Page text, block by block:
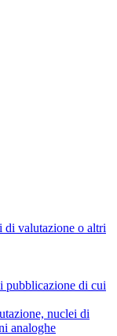
di valutazione o altri
pubblicazione di cui
nuclei di
analoghe